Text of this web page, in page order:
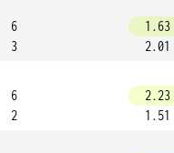
6
3
1.63
2.01
6
2
2.23
1.51